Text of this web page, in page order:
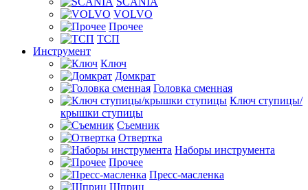
VOLVO
Прочее
ТСП
Инструмент
Ключ
Домкрат
Головка сменная
Ключ ступицы/
крышки ступицы
Съемник
Отвертка
Наборы инструмента
Прочее
Пресс-масленка
Шприц